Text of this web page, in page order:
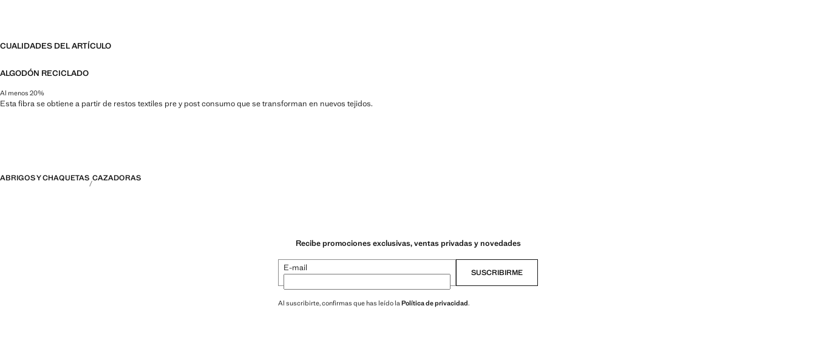
CUALIDADES DEL ARTÍCULO
ALGODÓN RECICLADO
Al menos 20%
Esta fibra se obtiene a partir de restos textiles pre y post consumo que se transforman en nuevos tejidos.
ABRIGOS Y CHAQUETAS CAZADORAS
Recibe promociones exclusivas, ventas privadas y novedades
E-mail SUSCRIBIRME
Al suscribirte, confirmas que has leído laPolítica de privacidad.